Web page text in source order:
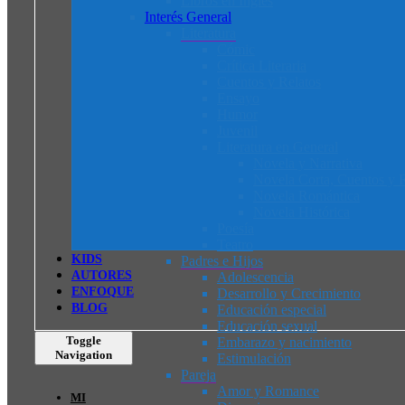
Interés General
Padres e Hijos
Adolescencia
Desarrollo y Crecimiento
Educación especial
Educación sexual
Embarazo y nacimiento
Estimulación
Pareja
Amor y Romance
KIDS
AUTORES
ENFOQUE
BLOG
Toggle
Navigation
MI